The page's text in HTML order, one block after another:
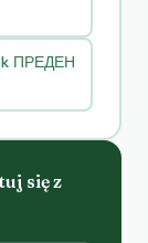
ПРЕДЕН
się z